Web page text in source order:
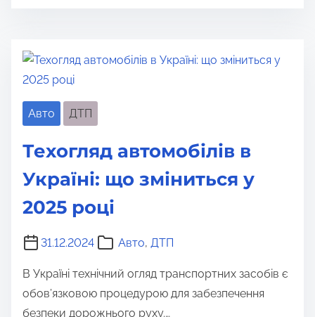
Авто ДТП
Техогляд автомобілів в
Україні: що зміниться у
2025 році
31.12.2024 Авто, ДТП
В Україні технічний огляд транспортних засобів є
обов’язковою процедурою для забезпечення
безпеки дорожнього руху.…